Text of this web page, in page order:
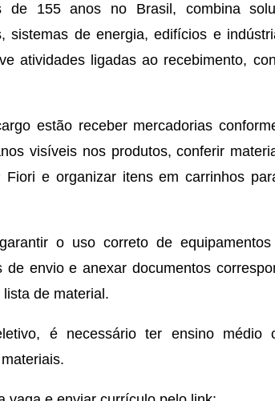
155 anos no Brasil, combina
sistemas de energia, edifícios e
atividades ligadas ao recebimento,
estão receber mercadorias
visíveis nos produtos, conferir
Fiori e organizar itens em carrinhos
o uso correto de
de envio e anexar documentos
de material.
é necessário ter ensino médio